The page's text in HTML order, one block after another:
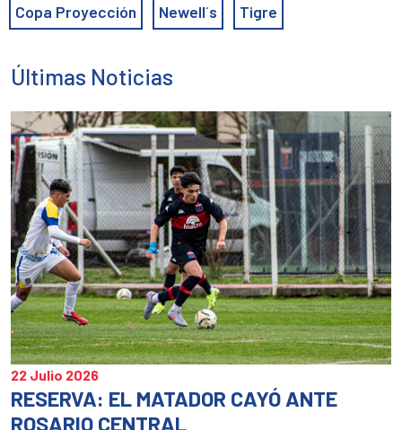
abre
en
una
ventana
nueva)
abre
en
una
nueva)
en
Copa Proyección Newell´s Tigre
Últimas Noticias
22 Julio 2026
RESERVA: EL MATADOR CAYÓ ANTE
ROSARIO CENTRAL